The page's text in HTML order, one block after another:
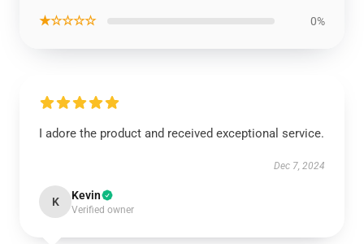
★☆☆☆☆ 0%
I adore the product and received exceptional service.
Dec 7, 2024
K Kevin
Verified owner